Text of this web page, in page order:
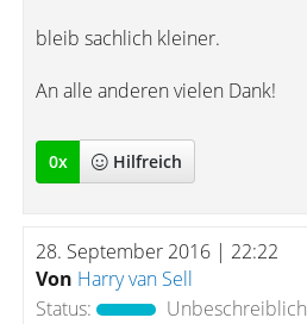
bleib sachlich kleiner.
An alle anderen vielen Dank!
0x Hilfreich
28. September 2016 | 22:22
Von Harry van Sell
Status:
Unbeschreiblich